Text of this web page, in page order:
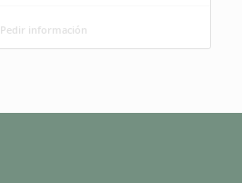
Pedir información